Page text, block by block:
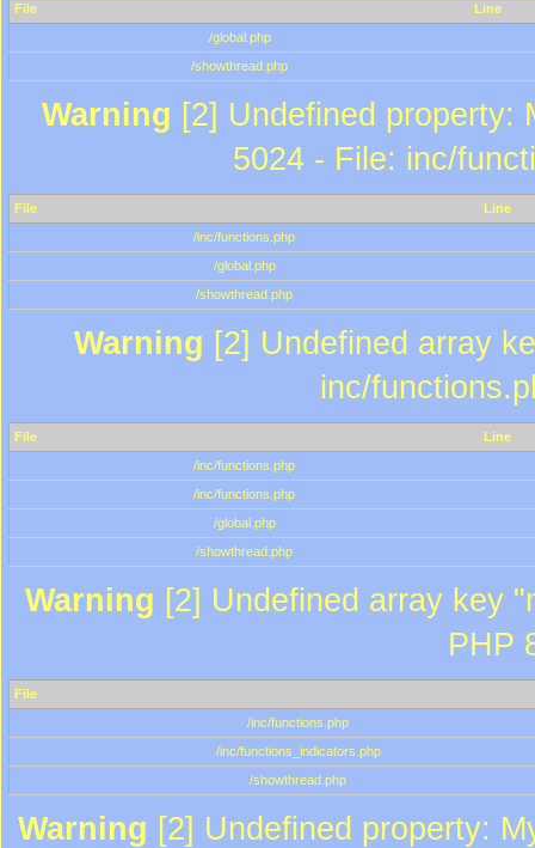
File
Line
/global.php
/showthread.php
Warning [2] Undefined property:
5024 - File: inc/
File
Line
/inc/functions.php
/global.php
/showthread.php
Warning [2] Undefined array
inc/
File
Line
/inc/functions.php
/inc/functions.php
/global.php
/showthread.php
Warning [2] Undefined array key
PHP
File
/inc/functions.php
/inc/functions_indicators.php
/showthread.php
Warning [2] Undefined property: